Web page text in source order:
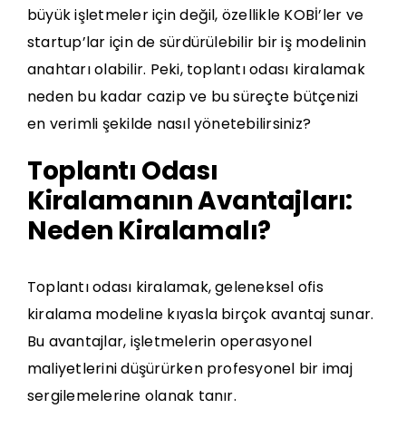
büyük işletmeler için değil, özellikle KOBİ’ler ve
startup’lar için de sürdürülebilir bir iş modelinin
anahtarı olabilir. Peki, toplantı odası kiralamak
neden bu kadar cazip ve bu süreçte bütçenizi
en verimli şekilde nasıl yönetebilirsiniz?
Toplantı Odası
Kiralamanın Avantajları:
Neden Kiralamalı?
Toplantı odası kiralamak, geleneksel ofis
kiralama modeline kıyasla birçok avantaj sunar.
Bu avantajlar, işletmelerin operasyonel
maliyetlerini düşürürken profesyonel bir imaj
sergilemelerine olanak tanır.